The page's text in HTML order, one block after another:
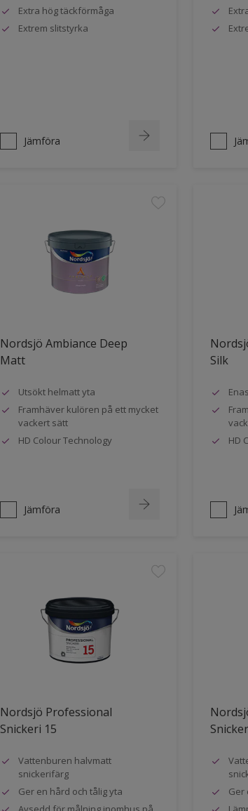
Extra hög täckförmåga
Extrem slitstyrka
Jämföra
Nordsjö Ambiance Deep
Matt
Utsökt helmatt yta
Framhäver kulören på ett mycket
vackert sätt
HD Colour Technology
Jämföra
Silk
HD
Nordsjö Professional
Snickeri 15
Vattenburen halvmatt
snickerifärg
Ger en hård och tålig yta
Ger